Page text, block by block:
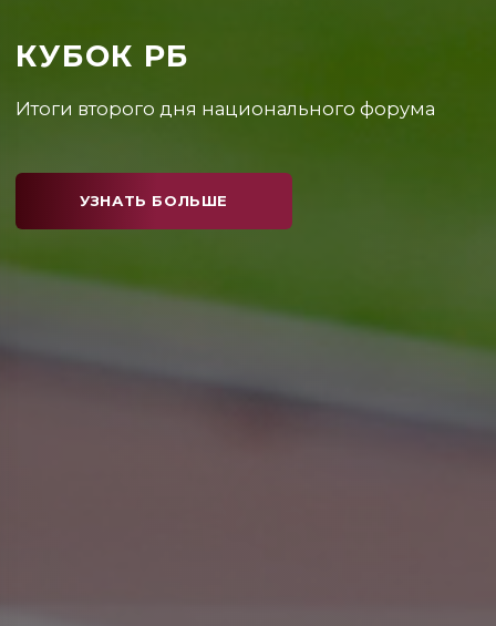
КУБОК РБ
Каким получился первый день соревнований?
УЗНАТЬ БОЛЬШЕ